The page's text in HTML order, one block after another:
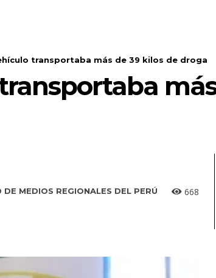
transportaba más de 39 kilos de droga
DE MEDIOS REGIONALES DEL PERÚ 668